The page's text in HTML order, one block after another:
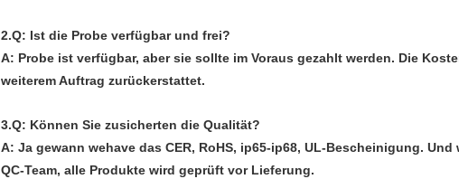
2.Q: Ist die Probe verfügbar und frei?
A: Probe ist verfügbar, aber sie sollte im Voraus gezahlt werden. Die
weiterem Auftrag zurückerstattet.
3.Q: Können Sie zusicherten die Qualität?
A: Ja gewann wehave das CER, RoHS, ip65-ip68, UL-Bescheinigung.
QC-Team, alle Produkte wird geprüft vor Lieferung.